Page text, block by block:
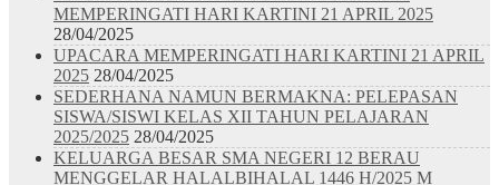
MEMPERINGATI HARI KARTINI 21 APRIL 2025
28/04/2025
UPACARA MEMPERINGATI HARI KARTINI 21 APRIL
2025 28/04/2025
SEDERHANA NAMUN BERMAKNA: PELEPASAN
SISWA/SISWI KELAS XII TAHUN PELAJARAN
2025/2025 28/04/2025
KELUARGA BESAR SMA NEGERI 12 BERAU
MENGGELAR HALALBIHALAL 1446 H/2025 M